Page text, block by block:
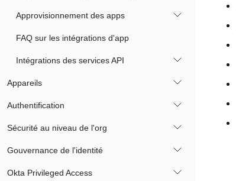
Approvisionnement des apps
FAQ sur les intégrations d'app
Intégrations des services API
Appareils
Authentification
Sécurité au niveau de l'org
Gouvernance de l'identité
Okta Privileged Access